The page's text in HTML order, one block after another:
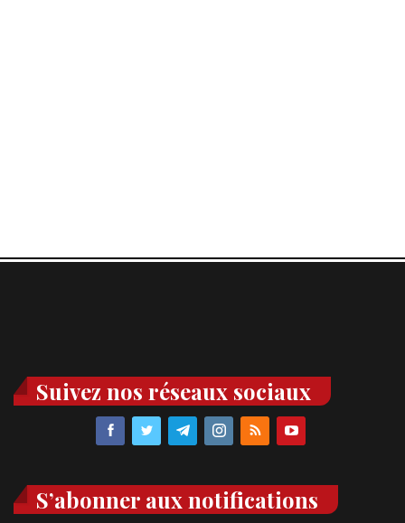
Suivez nos réseaux sociaux
S’abonner aux notifications